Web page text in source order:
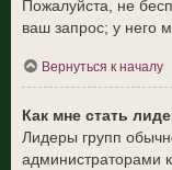
Пожалуйста, не
ваш запрос; у него
Вернуться к началу
Как мне стать
Лидеры групп
администраторами